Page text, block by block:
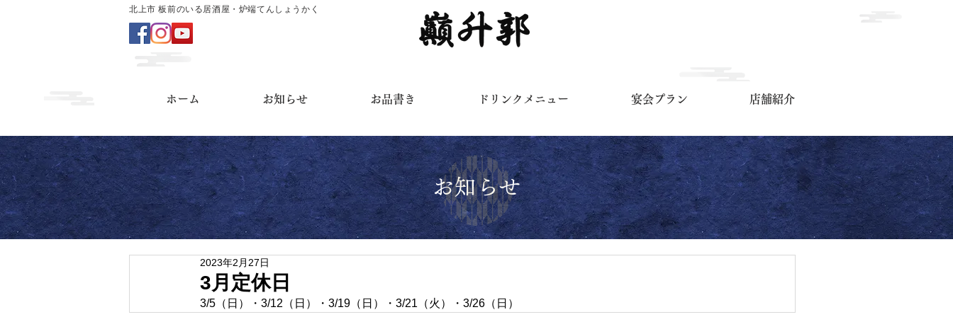
北上市 板前のいる居酒屋・炉端てんしょうかく
ホーム お知らせ お品書き ドリンクメニュー 宴会プラン 店舗紹介
お知らせ
3月定休日
2023年2月27日
3/5（日）・3/12（日）・3/19（日）・3/21（火）・3/26（日）